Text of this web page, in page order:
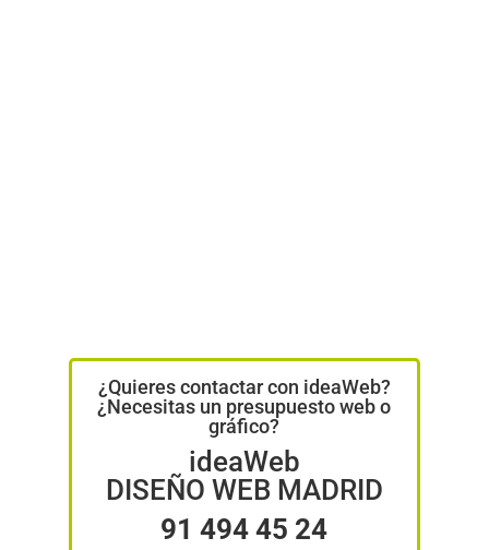
¿Quieres contactar con ideaWeb?
¿Necesitas un presupuesto web o
gráfico?
ideaWeb
DISEÑO WEB MADRID
91 494 45 24